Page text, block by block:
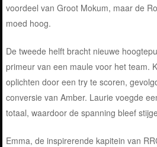
voordeel van Groot Mokum, maar de
moed hoog.
De tweede helft bracht nieuwe
primeur van een maule voor het team.
oplichten door een try te scoren,
conversie van Amber. Laurie voegde
totaal, waardoor de spanning bleef
Emma, de inspirerende kapitein van